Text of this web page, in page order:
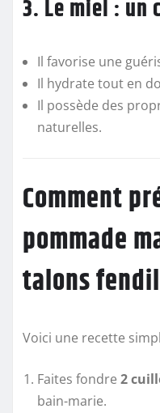
3. Le miel :
Il favorise une
Il hydrate tout en
Il possède des
naturelles.
Comment
pommade
talons
Voici une recette
Faites fondre 2
bain-marie.